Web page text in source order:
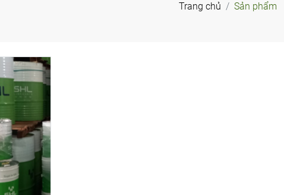
Trang chủ Sản phẩm